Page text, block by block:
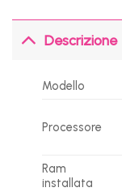
Descrizione
Modello
Processore
Ram
installata